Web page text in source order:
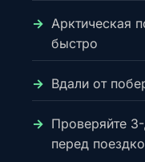
Арктическая
быстро
Вдали от
Проверяйте
перед